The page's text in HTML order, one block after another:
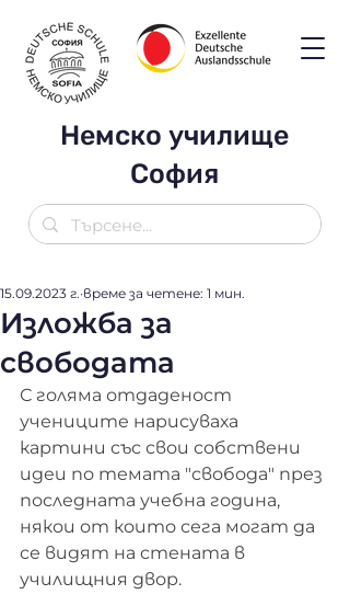
Немско училище
София
Изложба за
свободата
15.09.2023 г. време за четене: 1 мин.
С голяма отдаденост
учениците нарисуваха
картини със свои собствени
идеи по темата "свобода" през
последната учебна година,
някои от които сега могат да
се видят на стената в
училищния двор.